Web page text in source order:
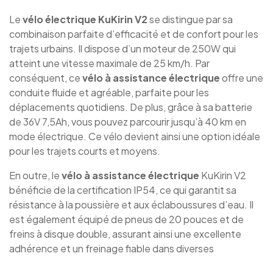
Levélo électrique KuKirin V2se distingue par sa
combinaison parfaite d’efficacité et de confort pour les
trajets urbains. Il dispose d’un moteur de 250W qui
atteint une vitesse maximale de 25 km/h. Par
conséquent, cevélo à assistance électriqueoffre une
conduite fluide et agréable, parfaite pour les
déplacements quotidiens. De plus, grâce à sa batterie
de 36V 7,5Ah, vous pouvez parcourir jusqu’à 40 km en
mode électrique. Ce vélo devient ainsi une option idéale
pour les trajets courts et moyens.
En outre, levélo à assistance électrique KuKirin V2
bénéficie de la certification IP54, ce qui garantit sa
résistance à la poussière et aux éclaboussures d’eau. Il
est également équipé de pneus de 20 pouces et de
freins à disque double, assurant ainsi une excellente
adhérence et un freinage fiable dans diverses